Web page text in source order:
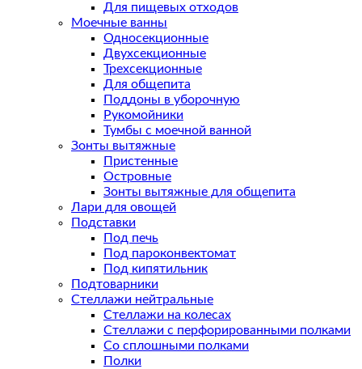
Для пищевых отходов
Моечные ванны
Односекционные
Двухсекционные
Трехсекционные
Для общепита
Поддоны в уборочную
Рукомойники
Тумбы с моечной ванной
Зонты вытяжные
Пристенные
Островные
Зонты вытяжные для общепита
Лари для овощей
Подставки
Под печь
Под пароконвектомат
Под кипятильник
Подтоварники
Стеллажи нейтральные
Стеллажи на колесах
Стеллажи с перфорированными полками
Со сплошными полками
Полки